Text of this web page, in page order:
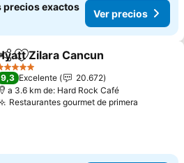
precios exactos
Ver precios
Agregar a favoritos
Zilara Cancun
Estrellas
9,3 Excelente
20.672
a 3.6 km de: Hard Rock Café
Restaurantes gourmet de primera